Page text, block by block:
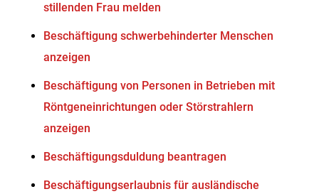
stillenden Frau melden
Beschäftigung schwerbehinderter Menschen
anzeigen
Beschäftigung von Personen in Betrieben mit
Röntgeneinrichtungen oder Störstrahlern
anzeigen
Beschäftigungsduldung beantragen
Beschäftigungserlaubnis für ausländische